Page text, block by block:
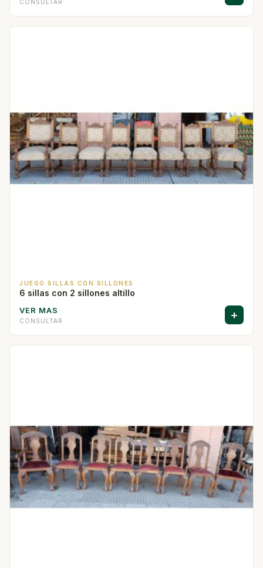
CONSULTAR
JUEGO SILLAS CON SILLONES
6 sillas con 2 sillones altillo
VER MAS
CONSULTAR +